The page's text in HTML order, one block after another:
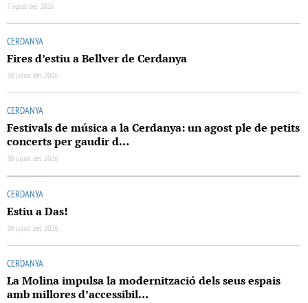
7 agost del 2026
CERDANYA
Fires d’estiu a Bellver de Cerdanya
30 juliol del 2026
CERDANYA
Festivals de música a la Cerdanya: un agost ple de petits
concerts per gaudir d…
30 juliol del 2026
CERDANYA
Estiu a Das!
30 juliol del 2026
CERDANYA
La Molina impulsa la modernització dels seus espais
amb millores d’accessibil…